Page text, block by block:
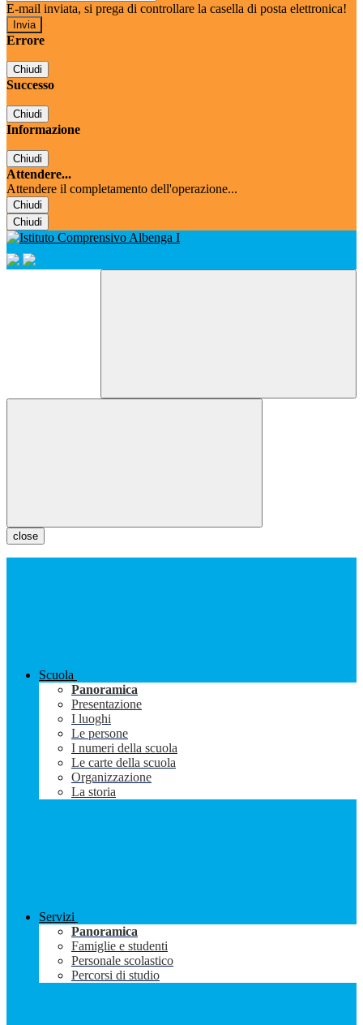
E-mail inviata, si prega di controllare la casella di posta elettronica!
Errore
Chiudi
Successo
Chiudi
Informazione
Chiudi
Attendere...
Attendere il completamento dell'operazione...
Chiudi
Chiudi
close
Scuola
Panoramica
Presentazione
I luoghi
Le persone
I numeri della scuola
Le carte della scuola
Organizzazione
La storia
Servizi
Panoramica
Famiglie e studenti
Personale scolastico
Percorsi di studio